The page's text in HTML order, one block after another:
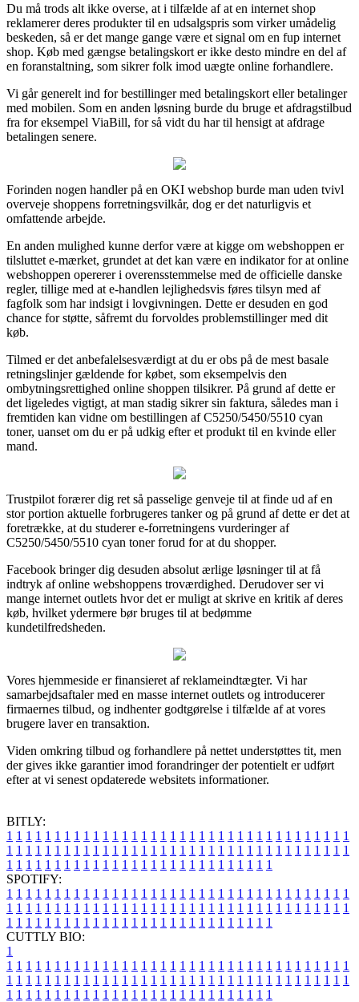
Du må trods alt ikke overse, at i tilfælde af at en internet shop
reklamerer deres produkter til en udsalgspris som virker umådelig
beskeden, så er det mange gange være et signal om en fup internet
shop. Køb med gængse betalingskort er ikke desto mindre en del af
en foranstaltning, som sikrer folk imod uægte online forhandlere.
Vi går generelt ind for bestillinger med betalingskort eller betalinger
med mobilen. Som en anden løsning burde du bruge et afdragstilbud
fra for eksempel ViaBill, for så vidt du har til hensigt at afdrage
betalingen senere.
Forinden nogen handler på en OKI webshop burde man uden tvivl
overveje shoppens forretningsvilkår, dog er det naturligvis et
omfattende arbejde.
En anden mulighed kunne derfor være at kigge om webshoppen er
tilsluttet e-mærket, grundet at det kan være en indikator for at online
webshoppen opererer i overensstemmelse med de officielle danske
regler, tillige med at e-handlen lejlighedsvis føres tilsyn med af
fagfolk som har indsigt i lovgivningen. Dette er desuden en god
chance for støtte, såfremt du forvoldes problemstillinger med dit
køb.
Tilmed er det anbefalelsesværdigt at du er obs på de mest basale
retningslinjer gældende for købet, som eksempelvis den
ombytningsrettighed online shoppen tilsikrer. På grund af dette er
det ligeledes vigtigt, at man stadig sikrer sin faktura, således man i
fremtiden kan vidne om bestillingen af C5250/5450/5510 cyan
toner, uanset om du er på udkig efter et produkt til en kvinde eller
mand.
Trustpilot forærer dig ret så passelige genveje til at finde ud af en
stor portion aktuelle forbrugeres tanker og på grund af dette er det at
foretrække, at du studerer e-forretningens vurderinger af
C5250/5450/5510 cyan toner forud for at du shopper.
Facebook bringer dig desuden absolut ærlige løsninger til at få
indtryk af online webshoppens troværdighed. Derudover ser vi
mange internet outlets hvor det er muligt at skrive en kritik af deres
køb, hvilket ydermere bør bruges til at bedømme
kundetilfredsheden.
Vores hjemmeside er finansieret af reklameindtægter. Vi har
samarbejdsaftaler med en masse internet outlets og introducerer
firmaernes tilbud, og indhenter godtgørelse i tilfælde af at vores
brugere laver en transaktion.
Viden omkring tilbud og forhandlere på nettet understøttes tit, men
der gives ikke garantier imod forandringer der potentielt er udført
efter at vi senest opdaterede websitets informationer.
BITLY:
1 1 1 1 1 1 1 1 1 1 1 1 1 1 1 1 1 1 1 1 1 1 1 1 1 1 1 1 1 1 1 1 1 1 1 1
1 1 1 1 1 1 1 1 1 1 1 1 1 1 1 1 1 1 1 1 1 1 1 1 1 1 1 1 1 1 1 1 1 1 1 1
1 1 1 1 1 1 1 1 1 1 1 1 1 1 1 1 1 1 1 1 1 1 1 1 1 1 1 1
SPOTIFY:
1 1 1 1 1 1 1 1 1 1 1 1 1 1 1 1 1 1 1 1 1 1 1 1 1 1 1 1 1 1 1 1 1 1 1 1
1 1 1 1 1 1 1 1 1 1 1 1 1 1 1 1 1 1 1 1 1 1 1 1 1 1 1 1 1 1 1 1 1 1 1 1
1 1 1 1 1 1 1 1 1 1 1 1 1 1 1 1 1 1 1 1 1 1 1 1 1 1 1 1
CUTTLY BIO:
1
1 1 1 1 1 1 1 1 1 1 1 1 1 1 1 1 1 1 1 1 1 1 1 1 1 1 1 1 1 1 1 1 1 1 1 1
1 1 1 1 1 1 1 1 1 1 1 1 1 1 1 1 1 1 1 1 1 1 1 1 1 1 1 1 1 1 1 1 1 1 1 1
1 1 1 1 1 1 1 1 1 1 1 1 1 1 1 1 1 1 1 1 1 1 1 1 1 1 1 1